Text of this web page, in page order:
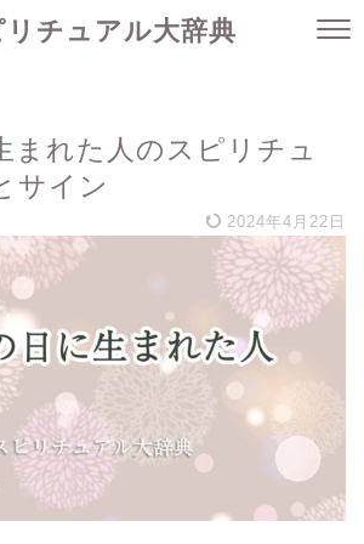
リチュアル大辞典
まれた人のスピリチュ
サイン
2024年4月22日